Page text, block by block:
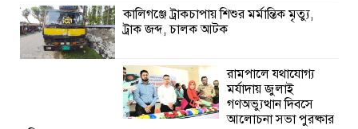
কালিগঞ্জে ট্রাকচাপায় শিশুর মর্মান্তিক মৃত্যু,
ট্রাক জব্দ, চালক আটক
রামপালে যথাযোগ্য
মর্যাদায় জুলাই
গণঅভ্যুত্থান দিবসে
আলোচনা সভা পুরষ্কার